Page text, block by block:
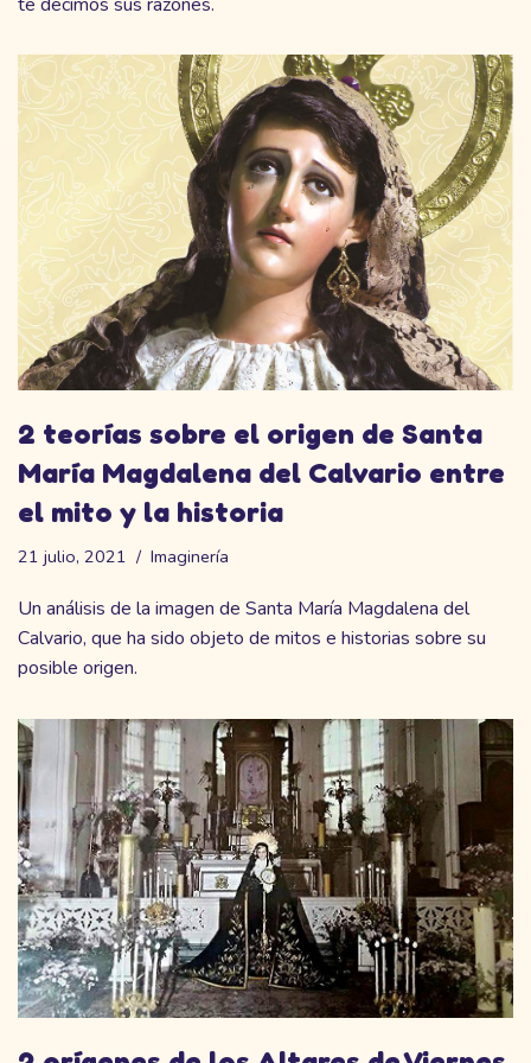
2 teorías sobre el origen de Santa
María Magdalena del Calvario entre
el mito y la historia
21 julio, 2021 Imaginería
Un análisis de la imagen de Santa María Magdalena del
Calvario, que ha sido objeto de mitos e historias sobre su
posible origen.